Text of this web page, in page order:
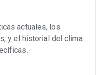
actuales, los
y el historial del clima